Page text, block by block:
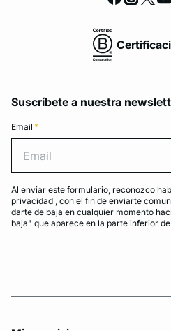
Suscríbete a nuestra
Email *
Al enviar este formulario, reconozco
privacidad , con el fin de enviarte
darte de baja en cualquier momento
baja" que aparece en la parte inferior